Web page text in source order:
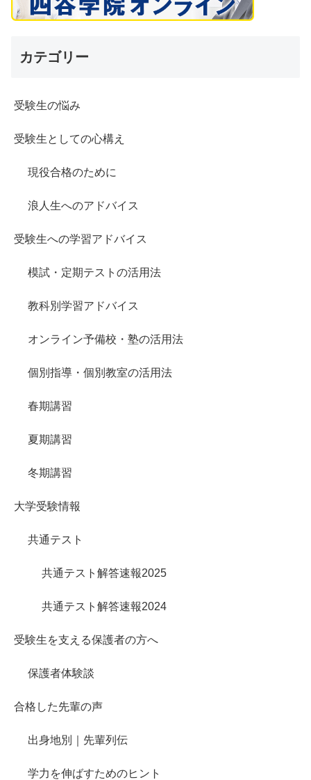
カテゴリー
受験生の悩み
受験生としての心構え
現役合格のために
浪人生へのアドバイス
受験生への学習アドバイス
模試・定期テストの活用法
教科別学習アドバイス
オンライン予備校・塾の活用法
個別指導・個別教室の活用法
春期講習
夏期講習
冬期講習
大学受験情報
共通テスト
共通テスト解答速報2025
共通テスト解答速報2024
受験生を支える保護者の方へ
保護者体験談
合格した先輩の声
出身地別｜先輩列伝
学力を伸ばすためのヒント